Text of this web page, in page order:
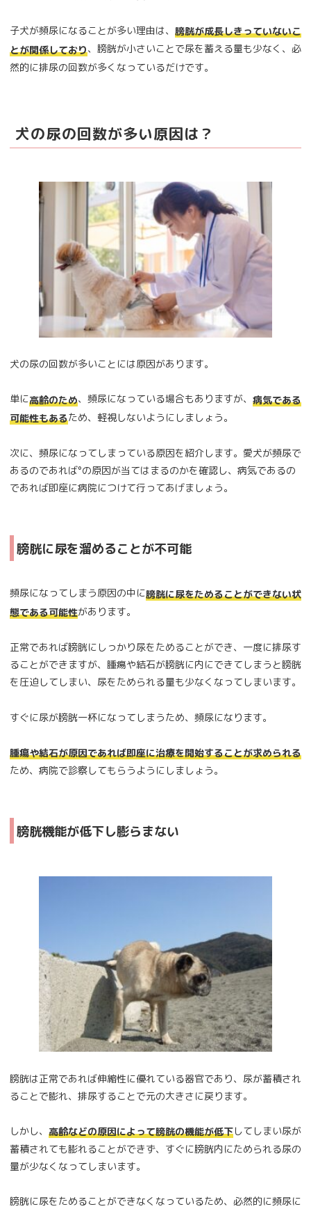
子犬が頻尿になることが多い理由は、 膀胱が成長しきっていないこ
とが関係しており、膀胱が小さいことで尿を蓄える量も少なく、必
然的に排尿の回数が多くなっているだけです。
犬の尿の回数が多い原因は？
犬の尿の回数が多いことには原因があります。
単に高齢のため、頻尿になっている場合もありますが、 病気である
可能性もあるため、軽視しないようにしましょう。
次に、頻尿になってしまっている原因を紹介します。愛犬が頻尿で
あるのであれば°の原因が当てはまるのかを確認し、病気であるの
であれば即座に病院につけて行ってあげましょう。
膀胱に尿を溜めることが不可能
頻尿になってしまう原因の中に膀胱に尿をためることができない状
態である可能性があります。
正常であれば膀胱にしっかり尿をためることができ、一度に排尿す
ることができますが、腫瘍や結石が膀胱に内にできてしまうと膀胱
を圧迫してしまい、尿をためられる量も少なくなってしまいます。
すぐに尿が膀胱一杯になってしまうため、頻尿になります。
腫瘍や結石が原因であれば即座に治療を開始することが求められる
ため、病院で診察してもらうようにしましょう。
膀胱機能が低下し膨らまない
膀胱は正常であれば伸縮性に優れている器官であり、尿が蓄積され
ることで膨れ、排尿することで元の大きさに戻ります。
しかし、 高齢などの原因によって膀胱の機能が低下してしまい尿が
蓄積されても膨れることができず、すぐに膀胱内にためられる尿の
量が少なくなってしまいます。
膀胱に尿をためることができなくなっているため、必然的に頻尿に